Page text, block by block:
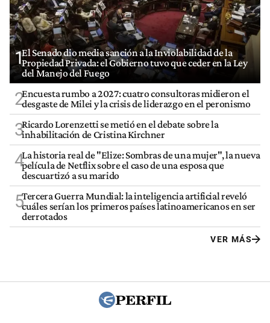
1El Senado dio media sanción a la Inviolabilidad de la
Propiedad Privada: el Gobierno tuvo que ceder en la Ley
del Manejo del Fuego
2Encuesta rumbo a 2027: cuatro consultoras midieron el
desgaste de Milei y la crisis de liderazgo en el peronismo
3Ricardo Lorenzetti se metió en el debate sobre la
inhabilitación de Cristina Kirchner
4La historia real de "Elize: Sombras de una mujer", la nueva
película de Netflix sobre el caso de una esposa que
descuartizó a su marido
5Tercera Guerra Mundial: la inteligencia artificial reveló
cuáles serían los primeros países latinoamericanos en ser
derrotados
VER MÁS